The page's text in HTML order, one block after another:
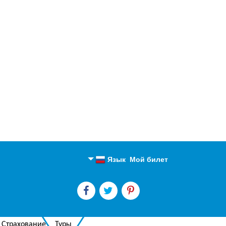
Мой билет
Язык
Английский